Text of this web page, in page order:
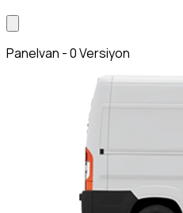
Panelvan - 0 Versiyon